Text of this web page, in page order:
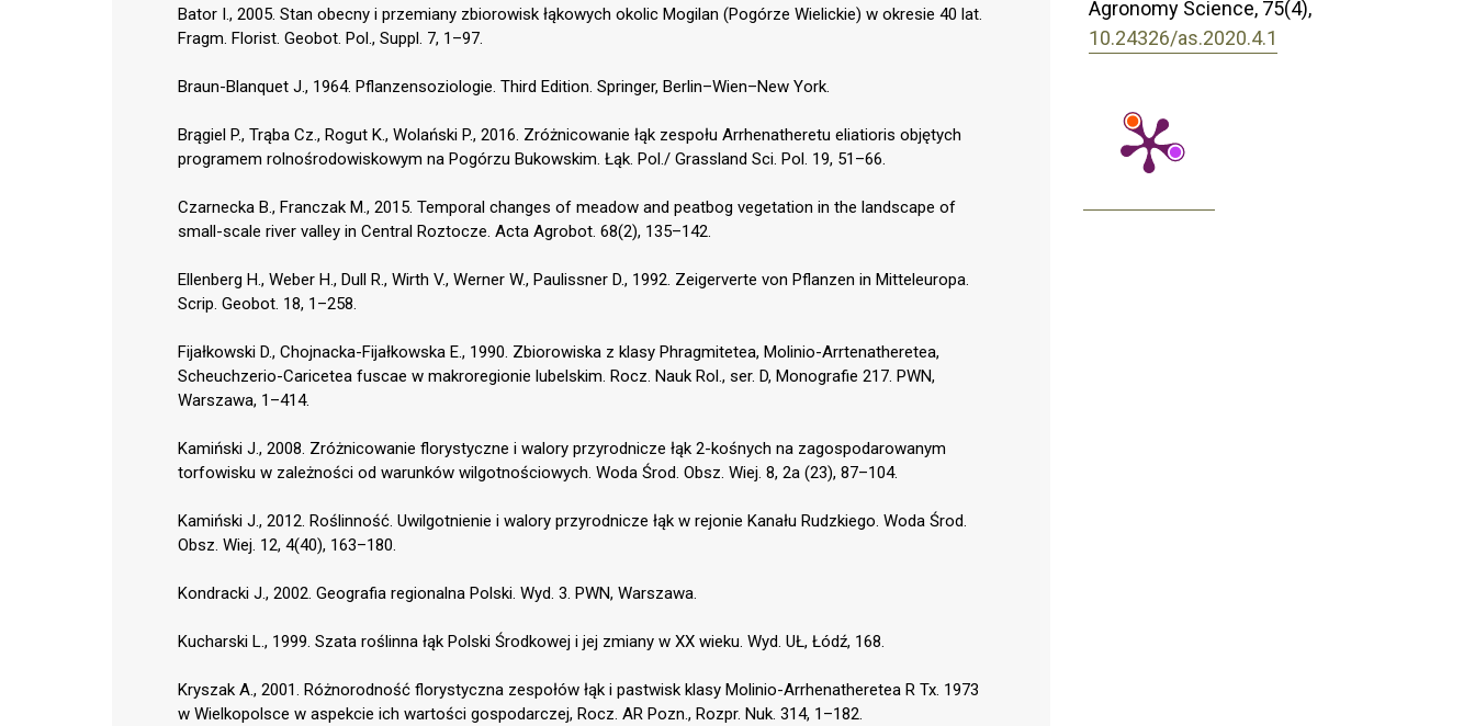
Bator I., 2005. Stan obecny i przemiany zbiorowisk łąkowych okolic Mogilan (Pogórze Wielickie) w okresie 40 lat.
Fragm. Florist. Geobot. Pol., Suppl. 7, 1–97.
Braun-Blanquet J., 1964. Pflanzensoziologie. Third Edition. Springer, Berlin–Wien–New York.
Brągiel P., Trąba Cz., Rogut K., Wolański P., 2016. Zróżnicowanie łąk zespołu Arrhenatheretu eliatioris objętych
programem rolnośrodowiskowym na Pogórzu Bukowskim. Łąk. Pol./ Grassland Sci. Pol. 19, 51–66.
Czarnecka B., Franczak M., 2015. Temporal changes of meadow and peatbog vegetation in the landscape of
small-scale river valley in Central Roztocze. Acta Agrobot. 68(2), 135–142.
Ellenberg H., Weber H., Dull R., Wirth V., Werner W., Paulissner D., 1992. Zeigerverte von Pflanzen in Mitteleuropa.
Scrip. Geobot. 18, 1–258.
Fijałkowski D., Chojnacka-Fijałkowska E., 1990. Zbiorowiska z klasy Phragmitetea, Molinio-Arrtenatheretea,
Scheuchzerio-Caricetea fuscae w makroregionie lubelskim. Rocz. Nauk Rol., ser. D, Monografie 217. PWN,
Warszawa, 1–414.
Kamiński J., 2008. Zróżnicowanie florystyczne i walory przyrodnicze łąk 2-kośnych na zagospodarowanym
torfowisku w zależności od warunków wilgotnościowych. Woda Środ. Obsz. Wiej. 8, 2a (23), 87–104.
Kamiński J., 2012. Roślinność. Uwilgotnienie i walory przyrodnicze łąk w rejonie Kanału Rudzkiego. Woda Środ.
Obsz. Wiej. 12, 4(40), 163–180.
Kondracki J., 2002. Geografia regionalna Polski. Wyd. 3. PWN, Warszawa.
Kucharski L., 1999. Szata roślinna łąk Polski Środkowej i jej zmiany w XX wieku. Wyd. UŁ, Łódź, 168.
Kryszak A., 2001. Różnorodność florystyczna zespołów łąk i pastwisk klasy Molinio-Arrhenatheretea R Tx. 1973
w Wielkopolsce w aspekcie ich wartości gospodarczej, Rocz. AR Pozn., Rozpr. Nuk. 314, 1–182.
Agronomy Science, 75(4),
10.24326/as.2020.4.1